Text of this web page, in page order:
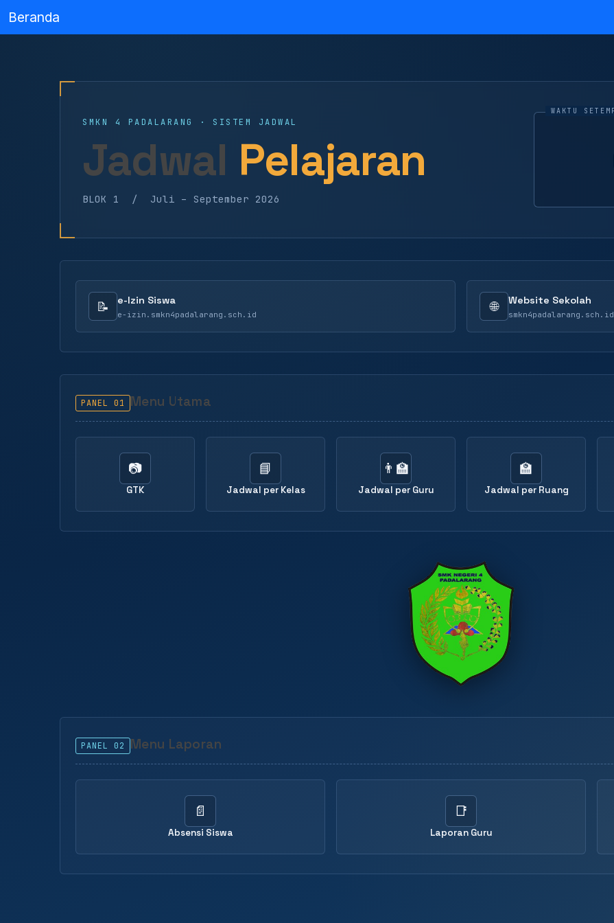
Beranda
SMKN 4 PADALARANG · SISTEM JADWAL
Jadwal Pelajaran
BLOK 1 / Juli – September 2026
📝 e-Izin Siswa
e-izin.smkn4padalarang.sch.id
🌐 Website Sekolah
smkn4padalarang.sch.id
PANEL 01 Menu Utama
📷
GTK
📘
Jadwal per Kelas
👨‍🏫
Jadwal per Guru
🏫
Jadwal per Ruang
PANEL 02 Menu Laporan
📄
Absensi Siswa
📑
Laporan Guru